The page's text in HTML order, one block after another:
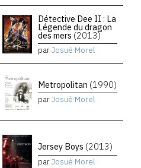
Détective Dee II : La
Légende du dragon
des mers (2013)
parJosué Morel
Metropolitan (1990)
parJosué Morel
Jersey Boys (2013)
parJosué Morel